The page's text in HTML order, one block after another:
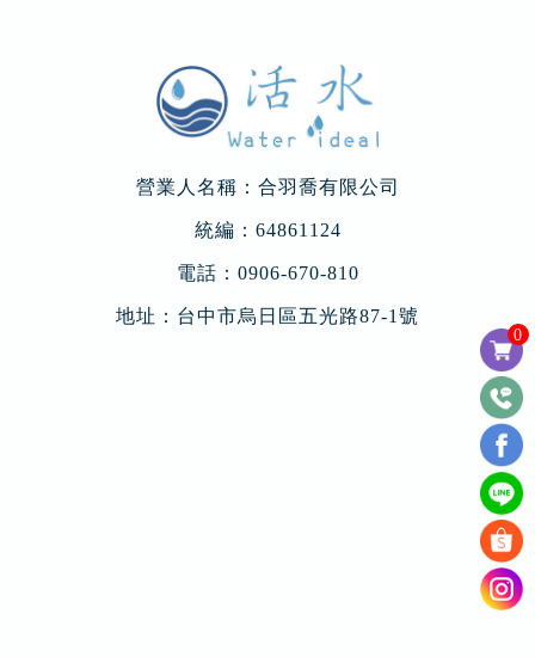
0
營業人名稱：合羽喬有限公司
統編：64861124
電話： 0906-670-810
地址： 台中市烏日區五光路87-1號